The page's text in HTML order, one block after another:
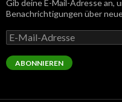
Gib deine E-Mail-Adresse an,
Benachrichtigungen über
E-
Mail-
Adresse
ABONNIEREN